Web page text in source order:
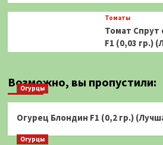
Томаты
Томат Спрут
F1 (0,03 гр.)
Возможно, вы пропустили:
Огурцы
Огурец Блондин F1 (0,2 гр.)
Огурцы